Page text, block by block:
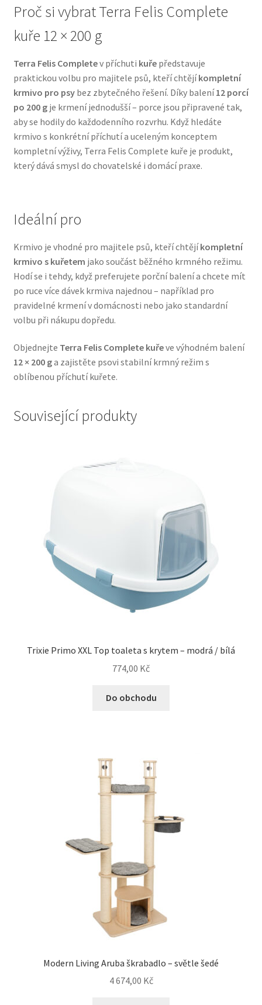
Oblečky pro psy
Pelíšky pro psy
Ortopedické pelíšky
Přepravky pro psy
Purizon pro psy — Vysoký obsah masa, bez obilovin
Vodítka a obojky
Wolf of Wilderness
Proč si vybrat Terra Felis Complete
kuře 12 × 200 g
Terra Felis Completev příchuti kuřepředstavuje
praktickou volbu pro majitele psů, kteří chtějíkompletní
krmivo pro psybez zbytečného řešení. Díky balení12 porcí
po 200 gje krmení jednodušší – porce jsou připravené tak,
aby se hodily do každodenního rozvrhu. Když hledáte
krmivo s konkrétní příchutí a uceleným konceptem
kompletní výživy, Terra Felis Complete kuře je produkt,
který dává smysl do chovatelské i domácí praxe.
Ideální pro
Krmivo je vhodné pro majitele psů, kteří chtějíkompletní
krmivo s kuřetem jako součást běžného krmného režimu.
Hodí se i tehdy, když preferujete porční balení a chcete mít
po ruce více dávek krmiva najednou – například pro
pravidelné krmení v domácnosti nebo jako standardní
volbu při nákupu dopředu.
Objednejte Terra Felis Complete kuřeve výhodném balení
12 × 200 ga zajistěte psovi stabilní krmný režim s
oblíbenou příchutí kuřete.
Související produkty
Trixie Primo XXL Top toaleta s krytem – modrá / bílá
774,00 Kč
Do obchodu
Modern Living Aruba škrabadlo – světle šedé
4 674,00 Kč